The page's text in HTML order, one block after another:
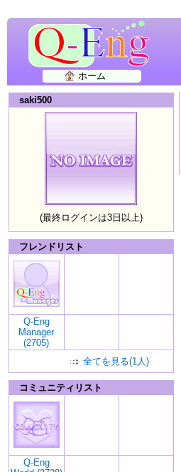
ホーム
saki500
(最終ログインは3日以上)
フレンドリスト
Q-Eng
Manager
(2705)
全てを見る(1人)
コミュニティリスト
Q-Eng